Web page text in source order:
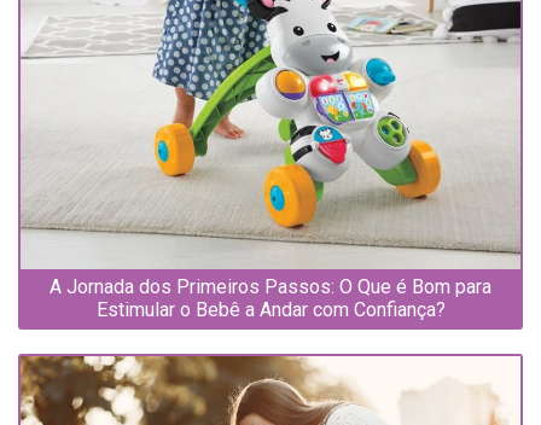
A Jornada dos Primeiros Passos: O Que é Bom para
Estimular o Bebê a Andar com Confiança?